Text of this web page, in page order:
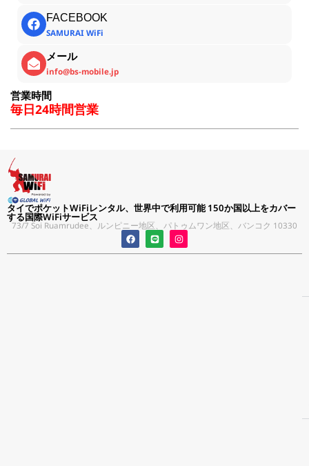
FACEBOOK
SAMURAI WiFi
メール
info@bs-mobile.jp
営業時間
毎日24時間営業
タイでポケットWiFiレンタル、世界中で利用可能 150か国以上をカバー
する国際WiFiサービス
73/7 Soi Ruamrudee、ルンピニー地区、パトゥムワン地区、バンコク 10330
F
a
c
L
i
n
I
n
s